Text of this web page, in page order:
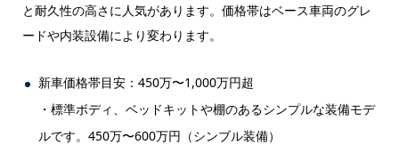
と耐久性の高さに人気があります。価格帯はベース車両のグレ
ードや内装設備により変わります。
新車価格帯目安：450万〜1,000万円超
・標準ボディ、ベッドキットや棚のあるシンプルな装備モデ
ルです。450万〜600万円（シンブル装備）